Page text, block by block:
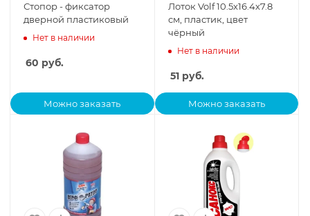
Стопор - фиксатор
дверной пластиковый
Нет в наличии
60 руб.
Можно заказать
Лоток Volf 10.5х16.4х7.8
см, пластик, цвет
чёрный
Нет в наличии
51руб.
Можно заказать